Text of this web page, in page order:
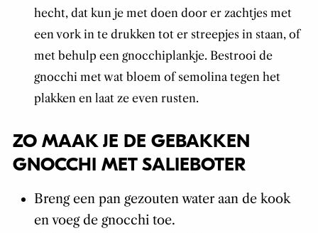
hecht, dat kun je met doen door er zachtjes met
een vork in te drukken tot er streepjes in staan, of
met behulp een gnocchiplankje. Bestrooi de
gnocchi met wat bloem of semolina tegen het
plakken en laat ze even rusten.
ZO MAAK JE DE GEBAKKEN
GNOCCHI MET SALIEBOTER
Breng een pan gezouten water aan de kook
en voeg de gnocchi toe.